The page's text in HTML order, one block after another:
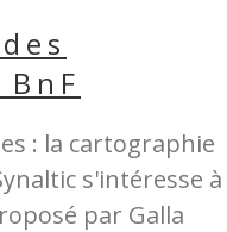
: la cartographie
s'intéresse à
par Galla